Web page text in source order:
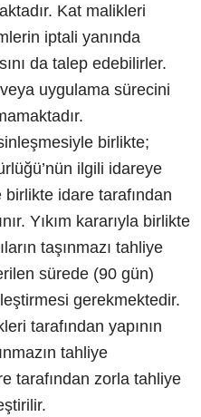
Kat malikleri
iptali yanında
da talep edebilirler.
uygulama sürecini
birlikte;
ilgili idareye
idare tarafından
Yıkım kararıyla birlikte
taşınmazı tahliye
sürede (90 gün)
gerekmektedir.
tarafından yapının
tahliye
tarafından zorla tahliye